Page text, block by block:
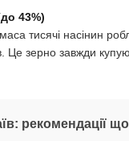
43%)
тисячі насінин
Це зерно завжди
рекомендації